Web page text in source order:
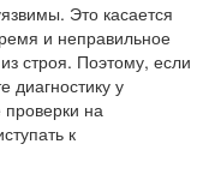
Это касается
и неправильное
строя. Поэтому, если
диагностику у
на
к